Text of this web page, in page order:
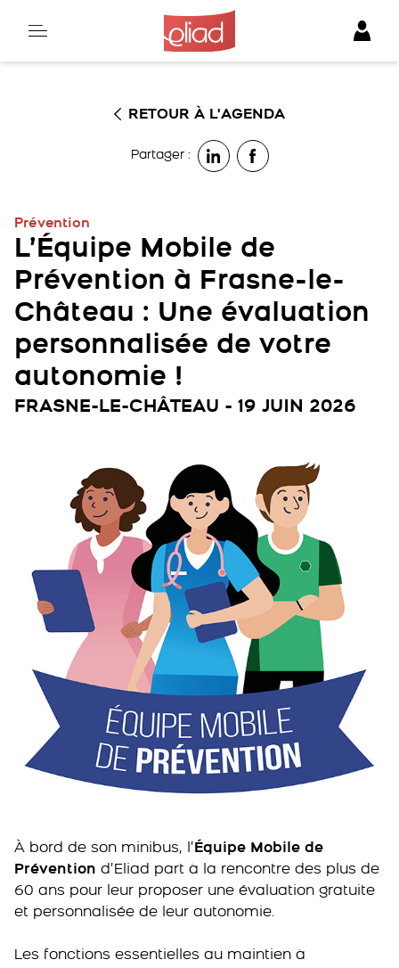
RETOUR À L'AGENDA
Partager :
L’Équipe Mobile de
Prévention à Frasne-le-
Château : Une évaluation
personnalisée de votre
autonomie !
Prévention
FRASNE-LE-CHÂTEAU - 19 JUIN 2026
À bord de son minibus, l’ Équipe Mobile de
Prévention d’Eliad part à la rencontre des plus de
60 ans pour leur proposer une évaluation gratuite
et personnalisée de leur autonomie.
Les fonctions essentielles au maintien à